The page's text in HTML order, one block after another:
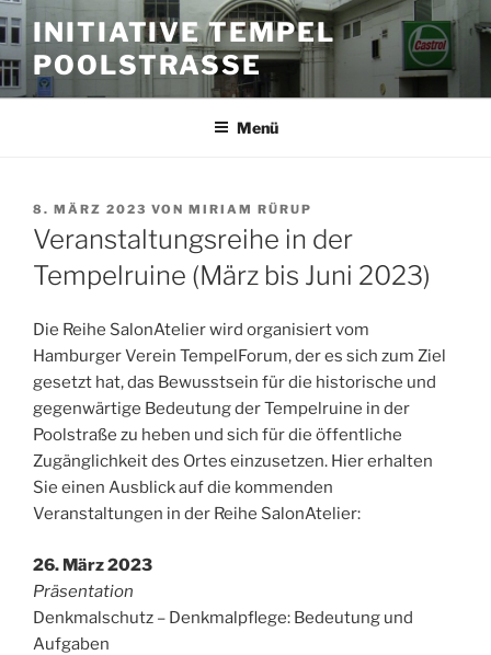
Zum
Inhalt
springen
INITIATIVE TEMPEL
POOLSTRASSE
Menü
VERÖFFENTLICHT
AM
8. MÄRZ 2023 VON MIRIAM RÜRUP
Veranstaltungsreihe in der
Tempelruine (März bis Juni 2023)
Die Reihe SalonAtelier wird organisiert vom
Hamburger Verein TempelForum, der es sich zum Ziel
gesetzt hat, das Bewusstsein für die historische und
gegenwärtige Bedeutung der Tempelruine in der
Poolstraße zu heben und sich für die öffentliche
Zugänglichkeit des Ortes einzusetzen. Hier erhalten
Sie einen Ausblick auf die kommenden
Veranstaltungen in der Reihe SalonAtelier:
26. März 2023
Präsentation
Denkmalschutz – Denkmalpflege: Bedeutung und
Aufgaben